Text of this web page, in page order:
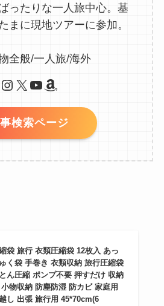
ったりな一人旅中心。基
まに現地ツアーに参加。
全般/一人旅/海外
Instagram X YouTube Amazon
検索ページ
袋 旅行 衣類圧縮袋 12枚入 あっ
く袋 手巻き 衣類収納 旅行圧縮袋
ん圧縮 ポンプ不要 押すだけ 収納
物収納 防塵防湿 防カビ 家庭用
し 出張 旅行用 45*70cm(6